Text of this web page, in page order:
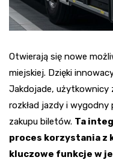
Otwierają się nowe
miejskiej. Dzięki
Jakdojade, użytkownicy
rozkład jazdy i
zakupu biletów. Ta
proces korzystania z
kluczowe funkcje w